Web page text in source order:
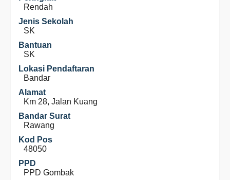
Rendah
Jenis Sekolah
SK
Bantuan
SK
Lokasi Pendaftaran
Bandar
Alamat
Km 28, Jalan Kuang
Bandar Surat
Rawang
Kod Pos
48050
PPD
PPD Gombak